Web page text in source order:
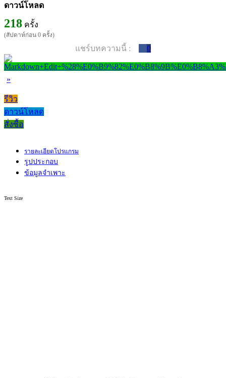
ดาวน์โหลด
218 ครั้ง
(สัปดาห์ก่อน 0 ครั้ง)
แชร์บทความนี้ : 0
»
รีวิว
ดาวน์โหลด
สั่งซื้อ
รายละเอียดโปรแกรม
รูปประกอบ
ข้อมูลจำเพาะ
Text Size